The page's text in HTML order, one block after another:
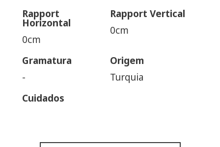
Rapport
Horizontal
0cm
Rapport Vertical
0cm
Gramatura
-
Origem
Turquia
Cuidados